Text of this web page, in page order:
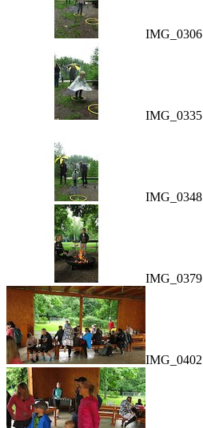
IMG_0306
IMG_0335
IMG_0348
IMG_0379
IMG_0402